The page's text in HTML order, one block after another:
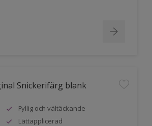
Snickerifärg blank
Fyllig och vältäckande
Lättapplicerad